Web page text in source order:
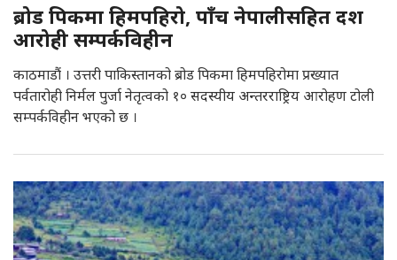
ब्रोड पिकमा हिमपहिरो, पाँच नेपालीसहित दश
आरोही सम्पर्कविहीन
काठमाडौं । उत्तरी पाकिस्तानको ब्रोड पिकमा हिमपहिरोमा प्रख्यात
पर्वतारोही निर्मल पुर्जा नेतृत्वको १० सदस्यीय अन्तरराष्ट्रिय आरोहण टोली
सम्पर्कविहीन भएको छ ।